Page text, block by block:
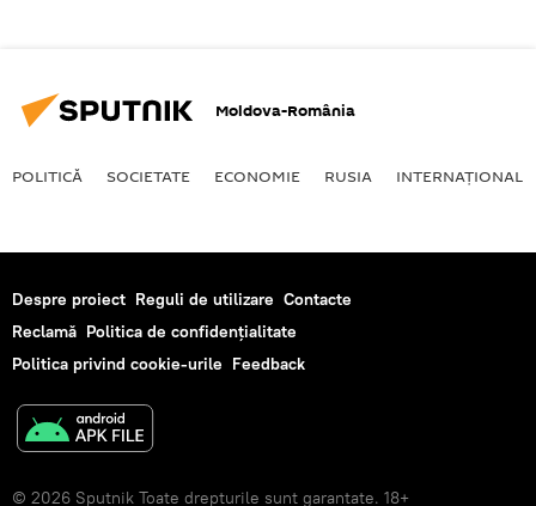
Moldova-România
POLITICĂ SOCIETATE ECONOMIE RUSIA INTERNAŢIONAL
Despre proiect Reguli de utilizare Contacte
Reclamă Politica de confidențialitate
Politica privind cookie-urile Feedback
© 2026 Sputnik Toate drepturile sunt garantate. 18+